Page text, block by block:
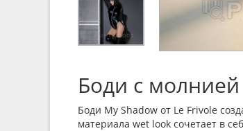
Боди с
Боди My Shadow от Le Frivole
материала wet look сочетает в